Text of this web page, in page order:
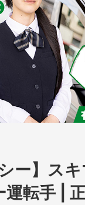
ー】ス
転手 |